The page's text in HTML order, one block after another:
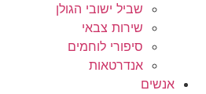
שביל ישובי הגולן
שירות צבאי
סיפורי לוחמים
אנדרטאות
אנשים